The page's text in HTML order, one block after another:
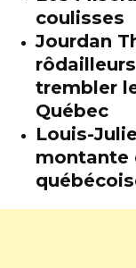
coulisses
Jourdan
trembler
Québec
Louis-
montante